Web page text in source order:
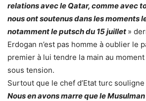
relations avec le Qatar, comme avec
nous ont soutenus dans les moments
notamment le putsch du 15 juillet »
Erdogan n’est pas homme à oublier le
premier à lui tendre la main au
sous tension.
Surtout que le chef d’Etat turc
Nous en avons marre que le